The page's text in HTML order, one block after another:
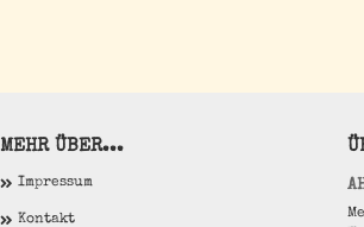
MEHR ÜBER...
Impressum
Kontakt